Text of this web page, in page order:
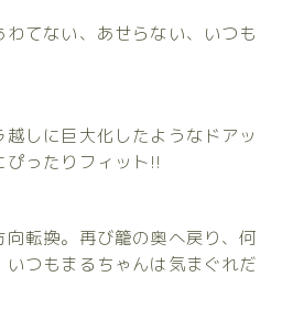
てない、あせらない、いつも
しに巨大化したようなドアッ
ったりフィット!!
転換。再び籠の奥へ戻り、何
つもまるちゃんは気まぐれだ